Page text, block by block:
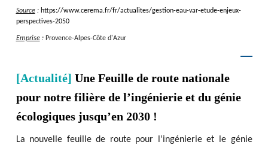
Source: https://www.cerema.fr/fr/actualites/gestion-eau-var-etude-enjeux-
perspectives-2050
Emprise: Provence-Alpes-Côte d'Azur
[Actualité] Une Feuille de route nationale
pour notre filière de l’ingénierie et du génie
écologiques jusqu’en 2030 !
La nouvelle feuille de route pour l’ingénierie et le génie